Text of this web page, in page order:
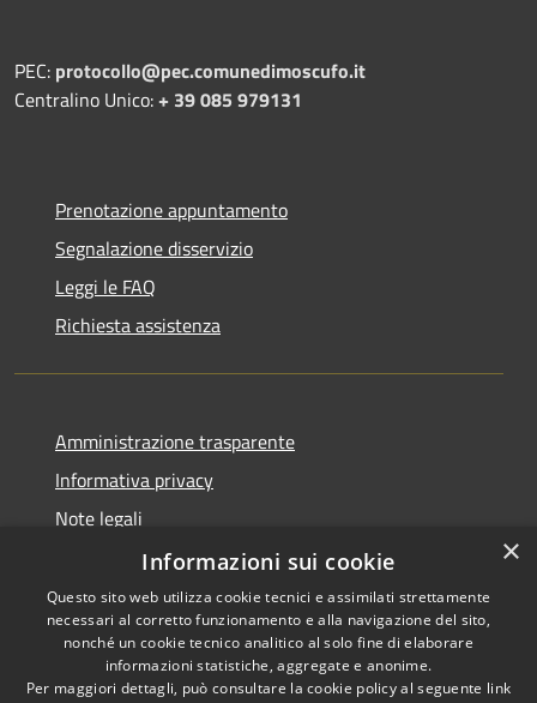
PEC: protocollo@pec.comunedimoscufo.it
Centralino Unico:+ 39 085 979131
Prenotazione appuntamento
Segnalazione disservizio
Leggi le FAQ
Richiesta assistenza
Amministrazione trasparente
Informativa privacy
Note legali
Dichiarazione di accessibilità
RSS
Copyright © 2026 • Comune di
×
Informazioni sui cookie
Questo sito web utilizza cookie tecnici e assimilati strettamente
necessari al corretto funzionamento e alla navigazione del sito,
nonché un cookie tecnico analitico al solo fine di elaborare
informazioni statistiche, aggregate e anonime.
Per maggiori dettagli, può consultare la cookie policy al seguente link